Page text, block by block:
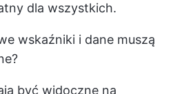
dla wszystkich.
wskaźniki i dane muszą
być widoczne na